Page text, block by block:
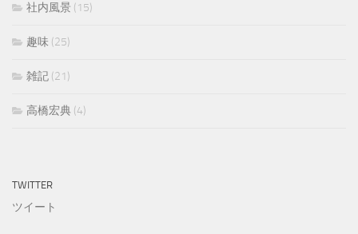
社内風景 (15)
趣味 (25)
雑記 (21)
高橋宏典 (4)
TWITTER
ツイート